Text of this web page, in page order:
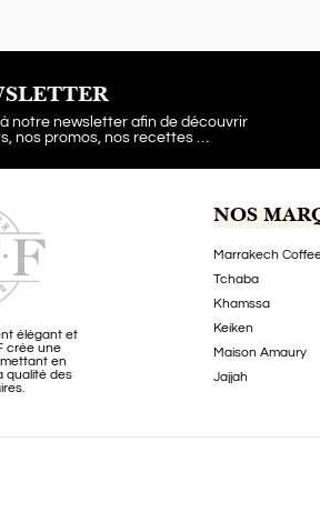
notre newsletter afin de découvrir
nos promos, nos recettes …
élégant et
crée une
en
qualité des
NOS
Marrakech
Tchaba
Khamssa
Keiken
Maison Amaury
Jajjah